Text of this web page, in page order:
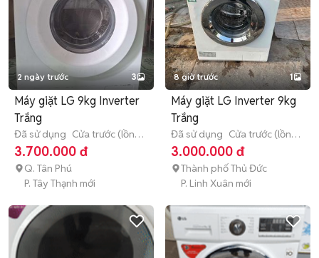
2 ngày trước 3
Máy giặt LG 9kg Inverter
Trắng
Đã sử dụng Cửa trước (lồng
ngang) 9 - 9.9 kg
3.700.000 đ
Q. Tân Phú
P. Tây Thạnh mới
8 giờ trước 1
Máy giặt LG Inverter 9kg
Trắng
Đã sử dụng Cửa trước (lồng
ngang) 9 - 9.9 kg
3.000.000 đ
Thành phố Thủ Đức
P. Linh Xuân mới